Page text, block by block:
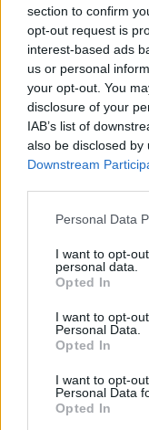
section to confirm
opt-out request is
interest-based ads
us or personal
your opt-out. You
disclosure of your
IAB’s list of
also be disclosed
Downstream
Personal Data
I want to opt-
personal data.
Opted In
I want to opt-
Personal Data.
Opted In
I want to opt-
Personal Data
Opted In
pénteken
Nemzetben
hogy Kulcsár
mennyiségű
Equitiestől, majd
Pál András szerint
megtérítésének is.
az ügyvéd
jegyzőkönyvet,
András is aláírt. A
KEDVES